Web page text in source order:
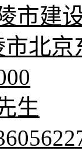
市建
北京
生